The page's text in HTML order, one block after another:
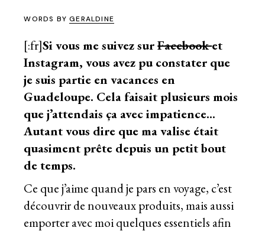
WORDS BYGERALDINE
[:fr]Si vous me suivez surFacebooket
Instagram, vous avez pu constater que
je suis partie en vacances en
Guadeloupe. Cela faisait plusieurs mois
que j’attendais ça avec impatience…
Autant vous dire que ma valise était
quasiment prête depuis un petit bout
de temps.
Ce que j’aime quand je pars en voyage, c’est
découvrir de nouveaux produits, mais aussi
emporter avec moi quelques essentiels afin